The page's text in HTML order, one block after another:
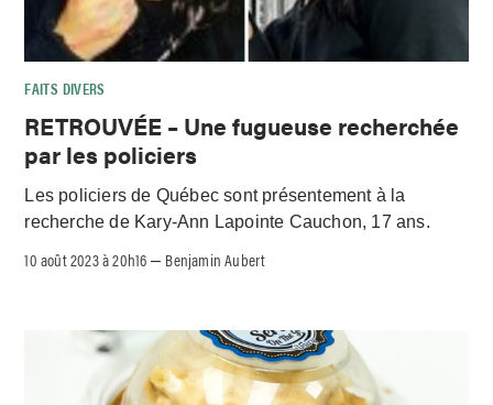
FAITS DIVERS
RETROUVÉE – Une fugueuse recherchée
par les policiers
Les policiers de Québec sont présentement à la
recherche de Kary-Ann Lapointe Cauchon, 17 ans.
10 août 2023 à 20h16 – Benjamin Aubert